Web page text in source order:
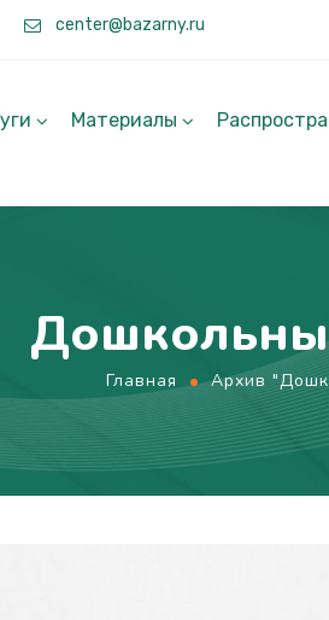
center@bazarny.ru
Материалы
Главная Архив